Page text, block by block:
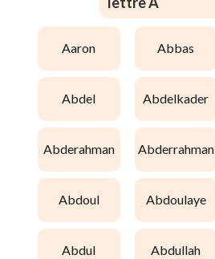
aaron abbas
abdel abdelkader
abderahman abderrahman
abdoul abdoulaye
abdul abdullah